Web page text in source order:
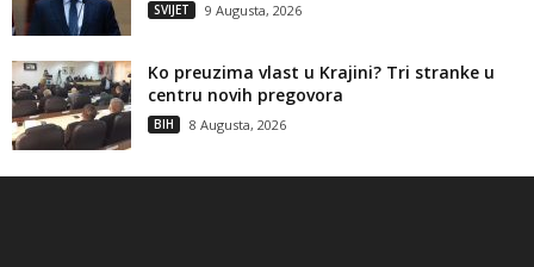
SVIJET 9 Augusta, 2026
Ko preuzima vlast u Krajini? Tri stranke u
centru novih pregovora
BIH 8 Augusta, 2026